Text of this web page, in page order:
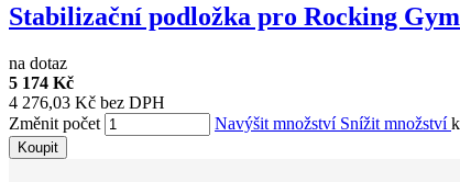
Stabilizační podložka pro Rocking
na dotaz
5 174 Kč
4 276,03 Kč bez DPH
Změnit počet
Navýšit množství Snížit množství
Koupit